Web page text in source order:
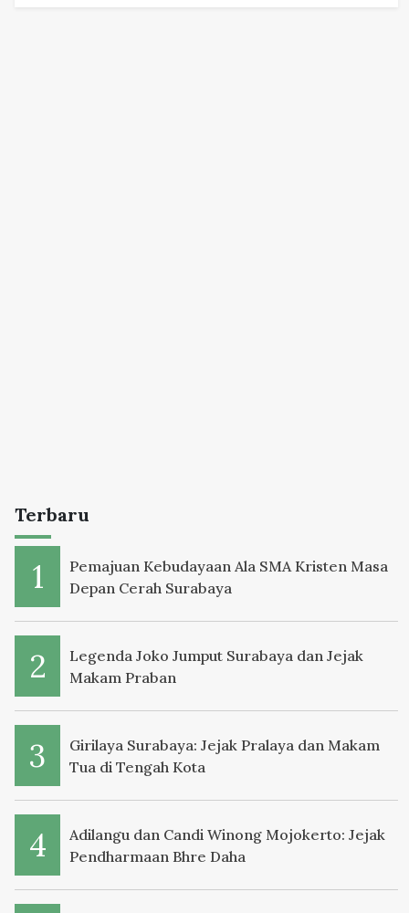
Terbaru
Pemajuan Kebudayaan Ala SMA Kristen Masa
Depan Cerah Surabaya
Legenda Joko Jumput Surabaya dan Jejak
Makam Praban
Girilaya Surabaya: Jejak Pralaya dan Makam
Tua di Tengah Kota
Adilangu dan Candi Winong Mojokerto: Jejak
Pendharmaan Bhre Daha